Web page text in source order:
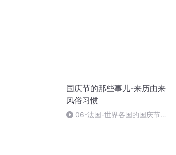
国庆节的那些事儿-来历由来
风俗习惯
06-法国-世界各国的国庆节-